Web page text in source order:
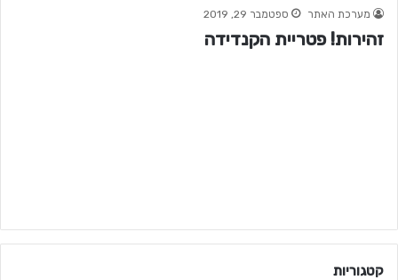
מערכת האתר ספטמבר 29, 2019
זהירות! פטריית הקנדידה
קטגוריות